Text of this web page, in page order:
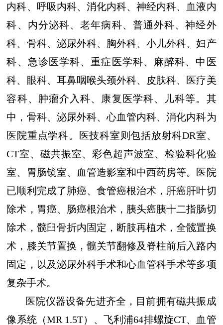
内科、呼吸内科、消化内科、神经内科、血液内
科、内分泌科、老年病科、普通外科、神经外
科、骨科、泌尿外科、胸外科、小儿外科、妇产
科、急诊医学科、重症医学科、麻醉科、中医
科、眼科、耳鼻咽喉头颈外科、皮肤科、医疗美
容科、肿瘤介入科、康复医学科、儿科等。其
中，骨科、泌尿外科、心血管内科、消化内科为
医院重点学科。医技科室则包括放射科DR室、
CT室、磁共振室、彩色超声波室、检验科化验
室、胃肠镜室、血管造影室和中西药房等。医院
已顺利完成了肺癌、食管癌根治术，肝癌肝叶切
除术，胃癌、肠癌根治术，胰头癌胰十二指肠切
除术，髋臼骨折内固定，断肢再植术，全髋置换
术，膝关节置换，髋关节翻修及脊柱前后入路内
固定，以及泌尿外科手术和心血管科手术等多项
复杂手术。
医院仪器设备先进齐全，目前拥有磁共振成
像系统（MR 1.5T）、飞利浦64排螺旋CT、血管